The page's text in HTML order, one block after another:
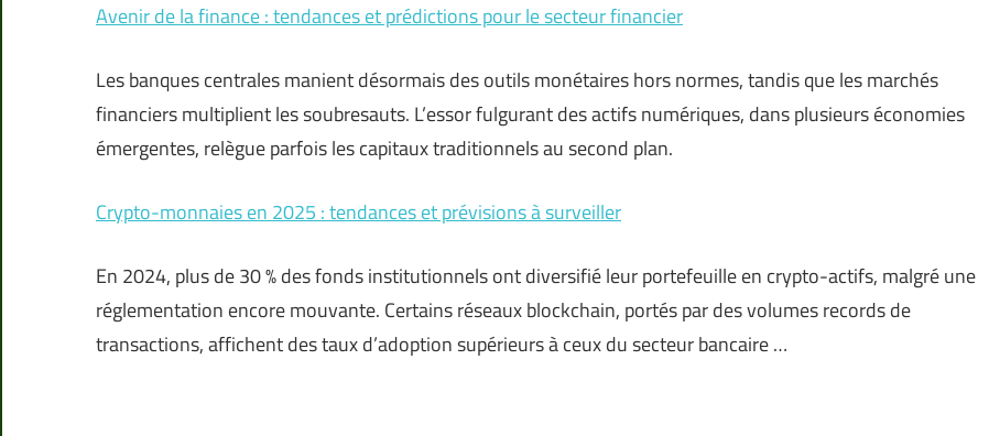
Avenir de la finance : tendances et prédictions pour le secteur financier
Les banques centrales manient désormais des outils monétaires hors normes, tandis que les marchés
financiers multiplient les soubresauts. L’essor fulgurant des actifs numériques, dans plusieurs économies
émergentes, relègue parfois les capitaux traditionnels au second plan.
Crypto-monnaies en 2025 : tendances et prévisions à surveiller
En 2024, plus de 30 % des fonds institutionnels ont diversifié leur portefeuille en crypto-actifs, malgré une
réglementation encore mouvante. Certains réseaux blockchain, portés par des volumes records de
transactions, affichent des taux d’adoption supérieurs à ceux du secteur bancaire …